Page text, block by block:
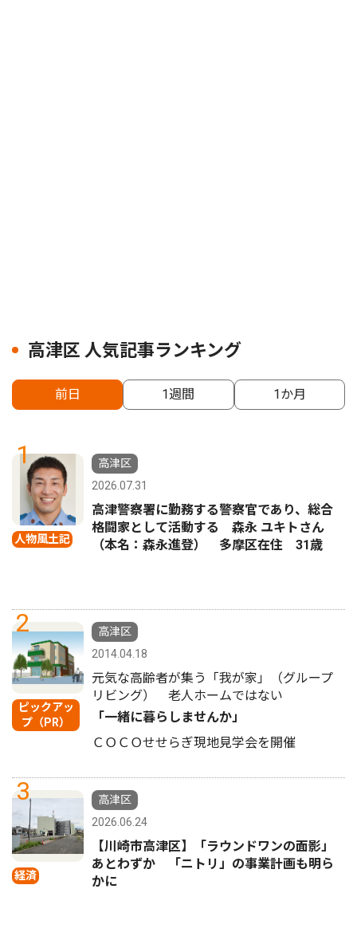
高津区 人気記事ランキング
前日 1週間 1か月
1
人物風土記
高津区
2026.07.31
高津警察署に勤務する警察官であり、総合
格闘家として活動する 森永 ユキトさん
（本名：森永進登） 多摩区在住 31歳
2
ピックアッ
プ（PR）
高津区
2014.04.18
元気な高齢者が集う「我が家」（グループ
リビング） 老人ホームではない
「一緒に暮らしませんか」
ＣＯＣＯせせらぎ現地見学会を開催
3
経済
高津区
2026.06.24
【川崎市高津区】「ラウンドワンの面影」
あとわずか 「ニトリ」の事業計画も明ら
かに